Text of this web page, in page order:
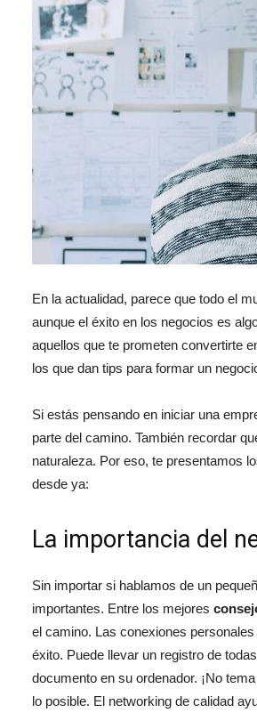
En la actualidad, parece que todo el
aunque el éxito en los negocios es
aquellos que te prometen convertirte
los que dan tips para formar un
Si estás pensando en iniciar una
parte del camino. También recordar
naturaleza. Por eso, te presentamos
desde ya:
La importancia del
Sin importar si hablamos de un
importantes. Entre los mejores
el camino. Las conexiones
éxito. Puede llevar un registro de
documento en su ordenador. ¡No
lo posible. El networking de calidad